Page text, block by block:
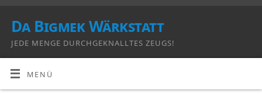
Da Bigmek Wärkstatt
JEDE MENGE DURCHGEKNALLTES ZEUGS!
MENÜ